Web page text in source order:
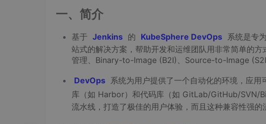
一、简介
基于 Jenkins 的 KubeSphere DevOps 系统是专
站式的解决方案，帮助开发和运维团队用非常简单的
管理、Binary-to-Image (B2I)、Source-to-Image
DevOps 系统为用户提供了一个自动化的环境，应
库（如 Harbor）和代码库（如 GitLab/GitHub/SVN/
流水线，打造了极佳的用户体验，而且这种兼容性强的